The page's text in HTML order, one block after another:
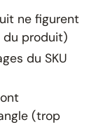
ne figurent
du produit)
du SKU
(trop